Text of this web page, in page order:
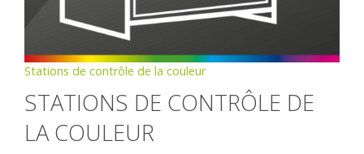
Stations de contrôle de la couleur
STATIONS DE CONTRÔLE DE
LA COULEUR